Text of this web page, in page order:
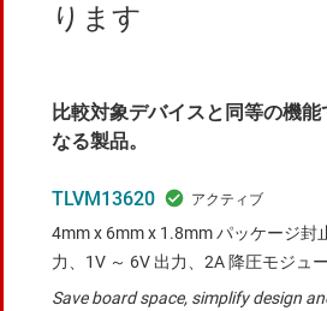
ります
比較対象デバイスと同等の機
なる製品。
TLVM13620
4mm x 6mm x 1.8mm パッケージ封
力、1V ～ 6V 出力、2A 降圧モジュ
Save board space, simplify design